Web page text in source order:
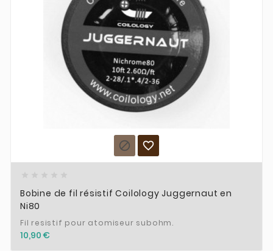
 
Bobine de fil résistif Coilology Juggernaut en
Ni80
Fil resistif pour atomiseur subohm.
10,90 €